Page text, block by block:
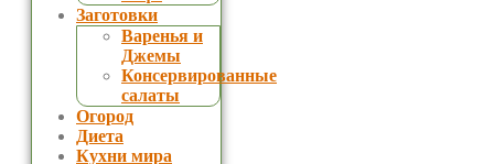
Заготовки
Варенья и
Джемы
Консервированные
салаты
Огород
Диета
Кухни мира